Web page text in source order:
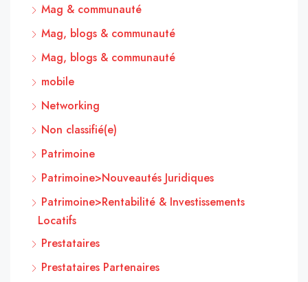
Mag & communauté
Mag, blogs & communauté
Mag, blogs & communauté
mobile
Networking
Non classifié(e)
Patrimoine
Patrimoine>Nouveautés Juridiques
Patrimoine>Rentabilité & Investissements
Locatifs
Prestataires
Prestataires Partenaires